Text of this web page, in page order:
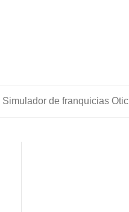
Simulador de franquicias Otic